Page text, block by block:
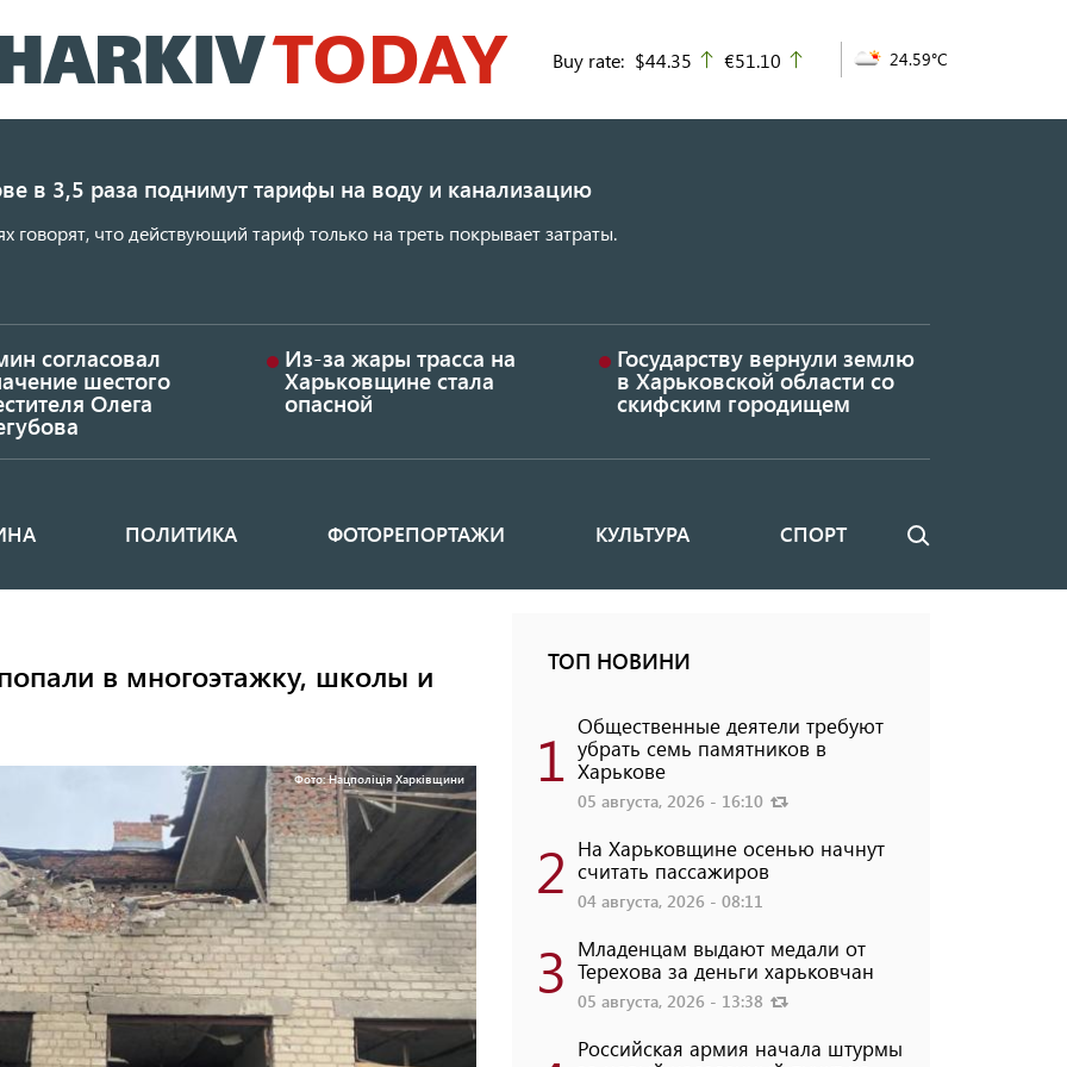
к
основному
Buy rate: $44.35 up
€51.10 24.59°C
в 3,5 раза поднимут тарифы на воду и канализацию
говорят, что действующий тариф только на треть покрывает затраты.
согласовал
шестого
Олега
Из-за жары трасса на
Харьковщине стала
опасной
Государству вернули землю
в Харьковской области со
скифским городищем
ПОЛИТИКА ФОТОРЕПОРТАЖИ КУЛЬТУРА СПОРТ Поиск
в многоэтажку, школы и
Фото: Нацполіція Харківщини
ТОП НОВИНИ
1 Общественные деятели требуют
убрать семь памятников в
Харькове
05 августа, 2026 - 16:10
2 На Харьковщине осенью начнут
считать пассажиров
04 августа, 2026 - 08:11
3 Младенцам выдают медали от
Терехова за деньги харьковчан
05 августа, 2026 - 13:38
Российская армия начала штурмы